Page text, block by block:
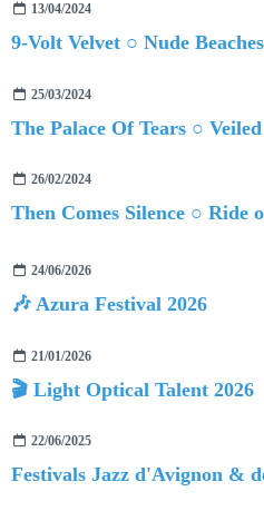
13/04/2024
9-Volt Velvet ○ Nude Beaches
25/03/2024
The Palace Of Tears ○
26/02/2024
Then Comes Silence ○ Ride
24/06/2026
🎶 Azura Festival 2026
21/01/2026
🎬 Light Optical Talent 2026
22/06/2025
Festivals Jazz d'Avignon &